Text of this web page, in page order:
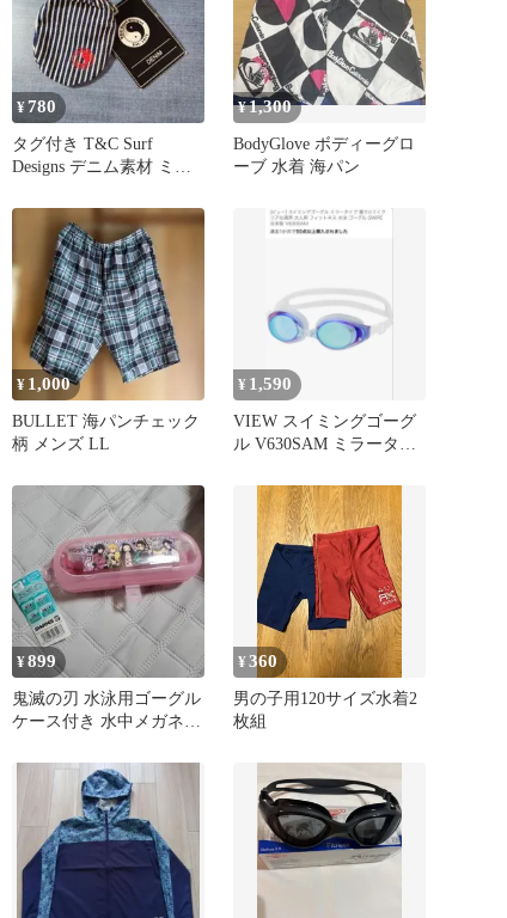
¥780
タグ付き T&C Surf
Designs デニム素材 ミニ
¥1,300
BodyGlove ボディーグロ
ーブ 水着 海パン
¥ 1,000
BULLET 海パンチェック
柄 メンズ LL
¥ 1,590
VIEW スイミングゴーグ
ル V630SAM ミラータイ
¥899
鬼滅の刃 水泳用ゴーグル
ケース付き 水中メガネ
¥360
男の子用120サイズ水着2
枚組